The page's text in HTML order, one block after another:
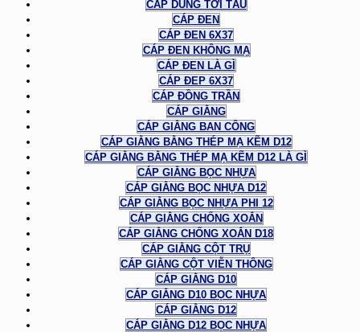
CÁP DÙNG TỜI TÀU
CÁP ĐEN
CÁP ĐEN 6X37
CÁP ĐEN KHÔNG MẠ
CÁP ĐEN LÀ GÌ
CÁP ĐEP 6X37
CÁP ĐỒNG TRẦN
CÁP GIẰNG
CÁP GIẰNG BAN CÔNG
CÁP GIẰNG BẰNG THÉP MẠ KẼM D12
CÁP GIẰNG BẰNG THÉP MẠ KẼM D12 LÀ GÌ
CÁP GIẰNG BỌC NHỰA
CÁP GIẰNG BỌC NHỰA D12
CÁP GIẰNG BỌC NHỰA PHI 12
CÁP GIẰNG CHỐNG XOẮN
CÁP GIẰNG CHỐNG XOẮN D18
CÁP GIẰNG CỘT TRỤ
CÁP GIẰNG CỘT VIỄN THÔNG
CÁP GIẰNG D10
CÁP GIẰNG D10 BỌC NHỰA
CÁP GIẰNG D12
CÁP GIẰNG D12 BỌC NHỰA